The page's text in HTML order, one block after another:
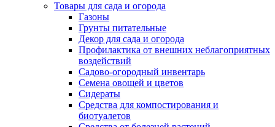
Товары для сада и огорода
Газоны
Грунты питательные
Декор для сада и огорода
Профилактика от внешних неблагоприятных
воздействий
Садово-огородный инвентарь
Семена овощей и цветов
Сидераты
Средства для компостирования и
биотуалетов